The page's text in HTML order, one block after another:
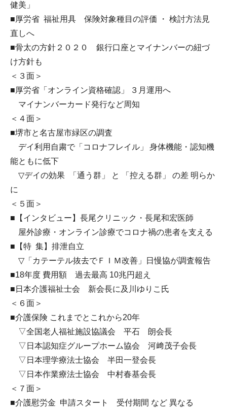
健美」
■厚労省 福祉用具 保険対象種目の評価 ・ 検討方法見
直しへ
■骨太の方針２０２０ 銀行口座とマイナンバーの紐づ
け方針も
＜３面＞
■厚労省「オンライン資格確認」 ３月運用へ
マイナンバーカード発行など周知
＜４面＞
■堺市と名古屋市緑区の調査
デイ利用自粛で「コロナフレイル」 身体機能・認知機
能ともに低下
▽デイの効果 「通う群」 と 「控える群」 の差 明らか
に
＜５面＞
■【インタビュー】長尾クリニック・長尾和宏医師
屋外診療・オンライン診療でコロナ禍の患者を支える
■【特 集】排泄自立
▽「カテーテル抜去でＦＩＭ改善」日慢協が調査報告
■18年度 費用額 過去最高 10兆円超え
■日本介護福祉士会 新会長に及川ゆりこ氏
＜６面＞
■介護保険 これまでとこれから20年
▽全国老人福祉施設協議会 平石 朗会長
▽日本認知症グループホーム協会 河﨑茂子会長
▽日本理学療法士協会 半田一登会長
▽日本作業療法士協会 中村春基会長
＜７面＞
■介護慰労金 申請スタート 受付期間 など 異なる